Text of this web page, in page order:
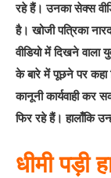
रहे हैं। उनका सेक्स
है। खोजी पत्रिका
वीडियो में दिखने वाला
के बारे में पूछने पर कहा
कानूनी कार्यवाही कर
फिर रहे हैं। हालाँकि
धीमी पड़ी